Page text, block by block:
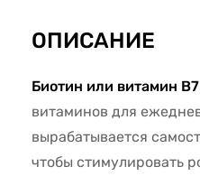
ОПИСАНИЕ
Биотин или витамин В7
витаминов для
вырабатывается
чтобы стимулировать